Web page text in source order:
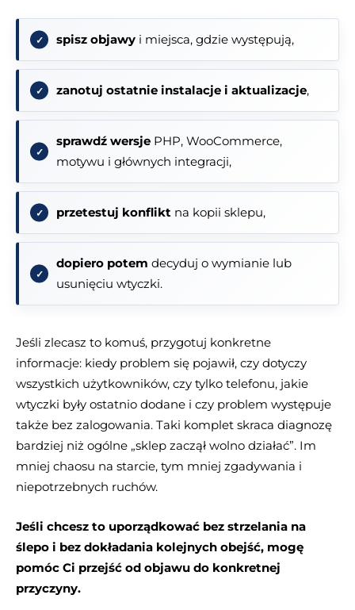
spisz objawy i miejsca, gdzie występują,
zanotuj ostatnie instalacje i aktualizacje,
sprawdź wersje PHP, WooCommerce,
motywu i głównych integracji,
przetestuj konflikt na kopii sklepu,
dopiero potem decyduj o wymianie lub
usunięciu wtyczki.
Jeśli zlecasz to komuś, przygotuj konkretne
informacje: kiedy problem się pojawił, czy dotyczy
wszystkich użytkowników, czy tylko telefonu, jakie
wtyczki były ostatnio dodane i czy problem występuje
także bez zalogowania. Taki komplet skraca diagnozę
bardziej niż ogólne „sklep zaczął wolno działać”. Im
mniej chaosu na starcie, tym mniej zgadywania i
niepotrzebnych ruchów.
Jeśli chcesz to uporządkować bez strzelania na
ślepo i bez dokładania kolejnych obejść, mogę
pomóc Ci przejść od objawu do konkretnej
przyczyny.